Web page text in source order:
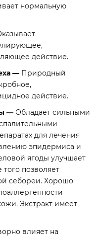
нормальную
действие.
— Природный
действие.
— Обладает сильными
для лечения
эпидермиса и
ягоды улучшает
позволяет
себореи. Хорошо
Экстракт имеет
влияет на